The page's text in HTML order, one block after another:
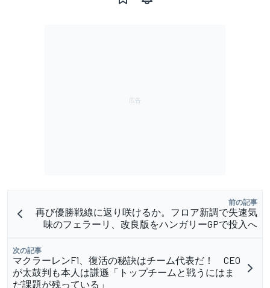
前の記事
再び優勝戦線に返り咲けるか。フロア新調で失速気
味のフェラーリ、改良版をハンガリーGPで投入へ
次の記事
マクラーレンF1、復活の秘訣はチーム代表だ！ CEO
が太鼓判も本人は謙遜「トップチームと戦うにはま
だ課題が残っている」